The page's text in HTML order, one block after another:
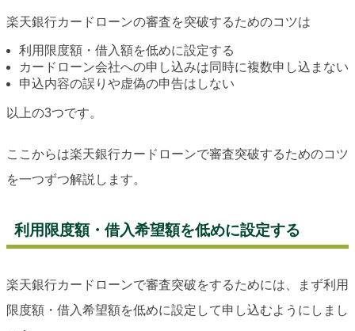
楽天銀行カードローンの審査を突破するためのコツは
利用限度額・借入額を低めに設定する
カードローン会社への申し込みは同時に複数申し込まない
申込内容の誤りや虚偽の申告はしない
以上の3つです。
ここからは楽天銀行カードローンで審査突破するためのコツ
を一つずつ解説します。
利用限度額・借入希望額を低めに設定する
楽天銀行カードローンで審査突破をするためには、まず利用
限度額・借入希望額を低めに設定して申し込むようにしまし